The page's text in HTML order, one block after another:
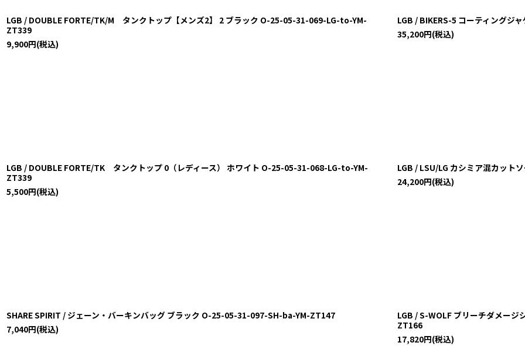
LGB / DOUBLE FORTE/TK/M タンクトップ【メンズ2】 2 ブラック O-25-05-31-069-LG-to-YM-
ZT339
9,900円(税込)
LGB / BIKERS-5 コーティングジ
35,200円(税込)
LGB / DOUBLE FORTE/TK タンクトップ 0（レディース） ホワイト O-25-05-31-068-LG-to-YM-
ZT339
5,500円(税込)
LGB / LSU/LG カシミア混カット
24,200円(税込)
SHARE SPIRIT / ジェーン・バーキンバッグ ブラック O-25-05-31-097-SH-ba-YM-ZT147
7,040円(税込)
LGB / S-WOLF ブリーチダメー
ZT166
17,820円(税込)